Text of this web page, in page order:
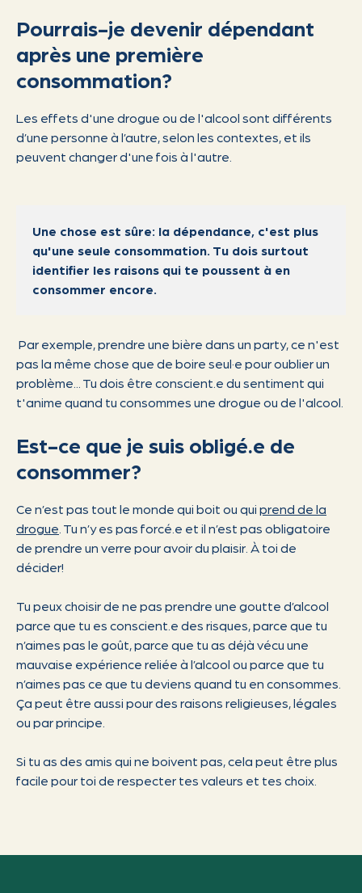
Pourrais-je devenir dépendant
après une première
consommation?
Les effets d'une drogue ou de l'alcool sont différents
d’une personne à l’autre, selon les contextes, et ils
peuvent changer d'une fois à l'autre.
Une chose est sûre: la dépendance, c'est plus
qu'une seule consommation. Tu dois surtout
identifier les raisons qui te poussent à en
consommer encore.
Par exemple, prendre une bière dans un party, ce n'est
pas la même chose que de boire seul·e pour oublier un
problème... Tu dois être conscient.e du sentiment qui
t'anime quand tu consommes une drogue ou de l'alcool.
Est-ce que je suis obligé.e de
consommer?
Ce n’est pas tout le monde qui boit ou qui prend de la
drogue . Tu n’y es pas forcé.e et il n’est pas obligatoire
de prendre un verre pour avoir du plaisir. À toi de
décider!
Tu peux choisir de ne pas prendre une goutte d’alcool
parce que tu es conscient.e des risques, parce que tu
n’aimes pas le goût, parce que tu as déjà vécu une
mauvaise expérience reliée à l’alcool ou parce que tu
n’aimes pas ce que tu deviens quand tu en consommes.
Ça peut être aussi pour des raisons religieuses, légales
ou par principe.
Si tu as des amis qui ne boivent pas, cela peut être plus
facile pour toi de respecter tes valeurs et tes choix.